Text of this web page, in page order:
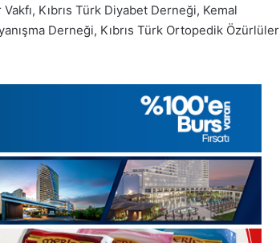
Kıbrıs Türk Diyabet Derneği, Kemal
Derneği, Kıbrıs Türk Ortopedik Özürlüler